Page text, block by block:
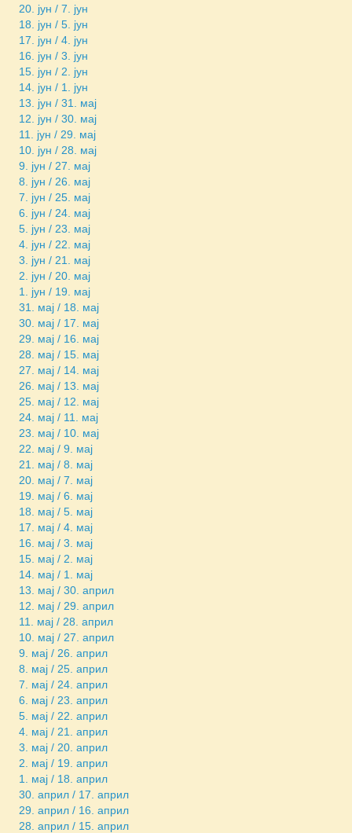
20. јун / 7. јун
18. јун / 5. јун
17. јун / 4. јун
16. јун / 3. јун
15. јун / 2. јун
14. јун / 1. јун
13. јун / 31. мај
12. јун / 30. мај
11. јун / 29. мај
10. јун / 28. мај
9. јун / 27. мај
8. јун / 26. мај
7. јун / 25. мај
6. јун / 24. мај
5. јун / 23. мај
4. јун / 22. мај
3. јун / 21. мај
2. јун / 20. мај
1. јун / 19. мај
31. мај / 18. мај
30. мај / 17. мај
29. мај / 16. мај
28. мај / 15. мај
27. мај / 14. мај
26. мај / 13. мај
25. мај / 12. мај
24. мај / 11. мај
23. мај / 10. мај
22. мај / 9. мај
21. мај / 8. мај
20. мај / 7. мај
19. мај / 6. мај
18. мај / 5. мај
17. мај / 4. мај
16. мај / 3. мај
15. мај / 2. мај
14. мај / 1. мај
13. мај / 30. април
12. мај / 29. април
11. мај / 28. април
10. мај / 27. април
9. мај / 26. април
8. мај / 25. април
7. мај / 24. април
6. мај / 23. април
5. мај / 22. април
4. мај / 21. април
3. мај / 20. април
2. мај / 19. април
1. мај / 18. април
30. април / 17. април
29. април / 16. април
28. април / 15. април